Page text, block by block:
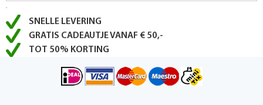
SNELLE LEVERING
GRATIS CADEAUTJE VANAF € 50,-
TOT 50% KORTING